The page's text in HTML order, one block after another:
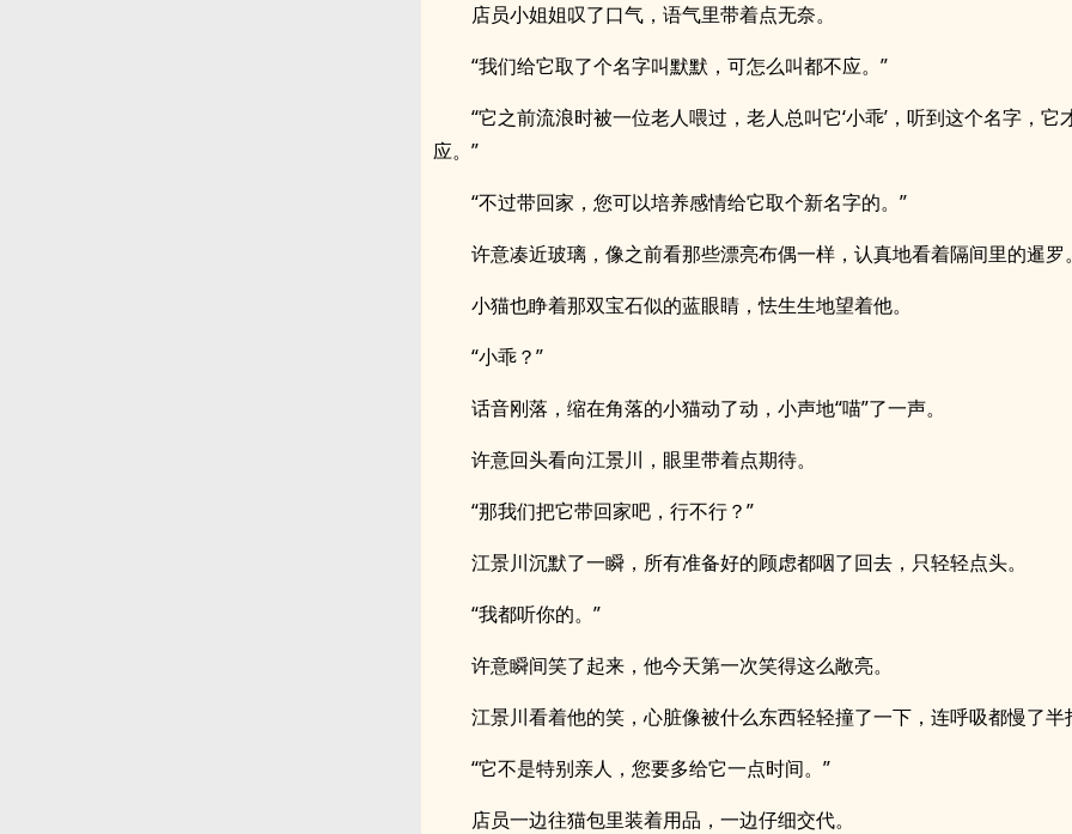
店员小姐姐叹了口气，语气里带着点无奈。
“我们给它取了个名字叫默默，可怎么叫都不应。”
“它之前流浪时被一位老人喂过，老人总叫它‘小乖’，听到这个名字，它
应。”
“不过带回家，您可以培养感情给它取个新名字的。”
许意凑近玻璃，像之前看那些漂亮布偶一样，认真地看着隔间里的暹罗
小猫也睁着那双宝石似的蓝眼睛，怯生生地望着他。
“小乖？”
话音刚落，缩在角落的小猫动了动，小声地“喵”了一声。
许意回头看向江景川，眼里带着点期待。
“那我们把它带回家吧，行不行？”
江景川沉默了一瞬，所有准备好的顾虑都咽了回去，只轻轻点头。
“我都听你的。”
许意瞬间笑了起来，他今天第一次笑得这么敞亮。
江景川看着他的笑，心脏像被什么东西轻轻撞了一下，连呼吸都慢了半
“它不是特别亲人，您要多给它一点时间。”
店员一边往猫包里装着用品，一边仔细交代。